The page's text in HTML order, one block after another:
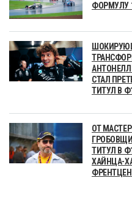
ФОРМУЛУ
СТАЛ
ТИТУЛ В
ОТ
ТИТУЛ В
ХАЙНЦА-